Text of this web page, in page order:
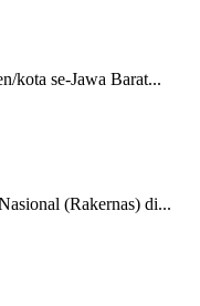
kota se-Jawa Barat...
(Rakernas) di...